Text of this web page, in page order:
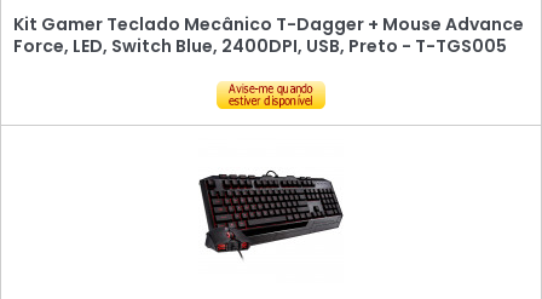
Kit Gamer Teclado Mecânico T-Dagger + Mouse Advance
Force, LED, Switch Blue, 2400DPI, USB, Preto - T-TGS005